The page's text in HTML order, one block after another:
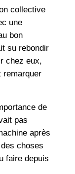
collective
une
bon
su rebondir
chez eux,
remarquer
de
pas
après
choses
faire depuis